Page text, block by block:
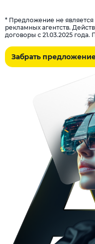
* Предложение не
рекламных агентств.
договоры с 21.03.2025
Забрать